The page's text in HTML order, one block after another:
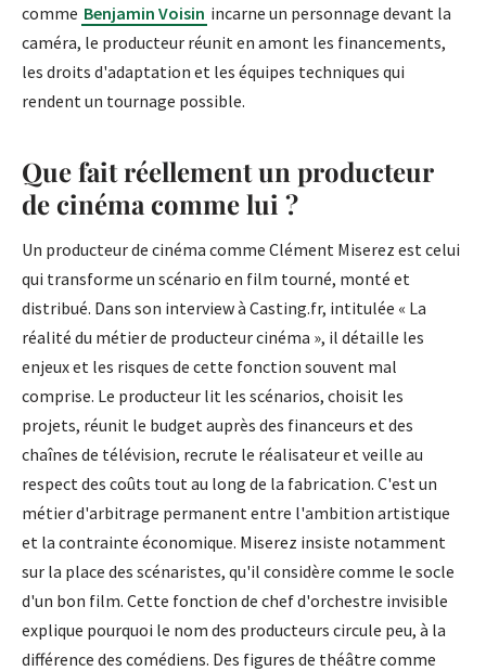
comme Benjamin Voisin incarne un personnage devant la
caméra, le producteur réunit en amont les financements,
les droits d'adaptation et les équipes techniques qui
rendent un tournage possible.
Que fait réellement un producteur
de cinéma comme lui ?
Un producteur de cinéma comme Clément Miserez est celui
qui transforme un scénario en film tourné, monté et
distribué. Dans son interview à Casting.fr, intitulée « La
réalité du métier de producteur cinéma », il détaille les
enjeux et les risques de cette fonction souvent mal
comprise. Le producteur lit les scénarios, choisit les
projets, réunit le budget auprès des financeurs et des
chaînes de télévision, recrute le réalisateur et veille au
respect des coûts tout au long de la fabrication. C'est un
métier d'arbitrage permanent entre l'ambition artistique
et la contrainte économique. Miserez insiste notamment
sur la place des scénaristes, qu'il considère comme le socle
d'un bon film. Cette fonction de chef d'orchestre invisible
explique pourquoi le nom des producteurs circule peu, à la
différence des comédiens. Des figures de théâtre comme